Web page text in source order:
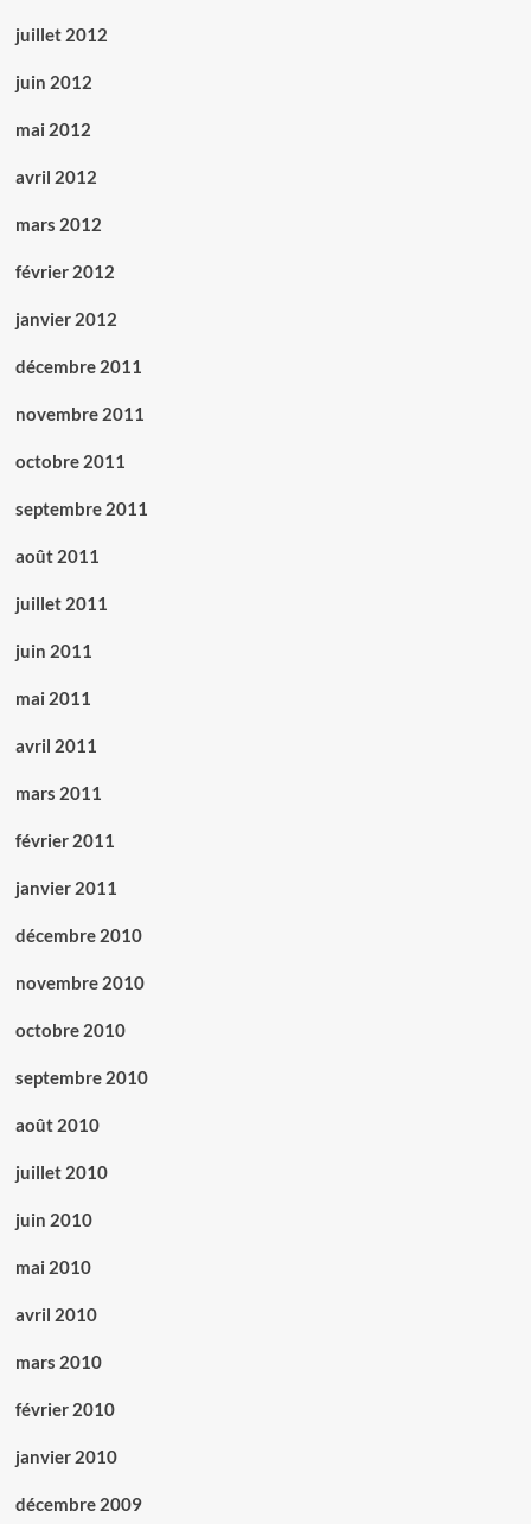
juillet 2012
juin 2012
mai 2012
avril 2012
mars 2012
février 2012
janvier 2012
décembre 2011
novembre 2011
octobre 2011
septembre 2011
août 2011
juillet 2011
juin 2011
mai 2011
avril 2011
mars 2011
février 2011
janvier 2011
décembre 2010
novembre 2010
octobre 2010
septembre 2010
août 2010
juillet 2010
juin 2010
mai 2010
avril 2010
mars 2010
février 2010
janvier 2010
décembre 2009